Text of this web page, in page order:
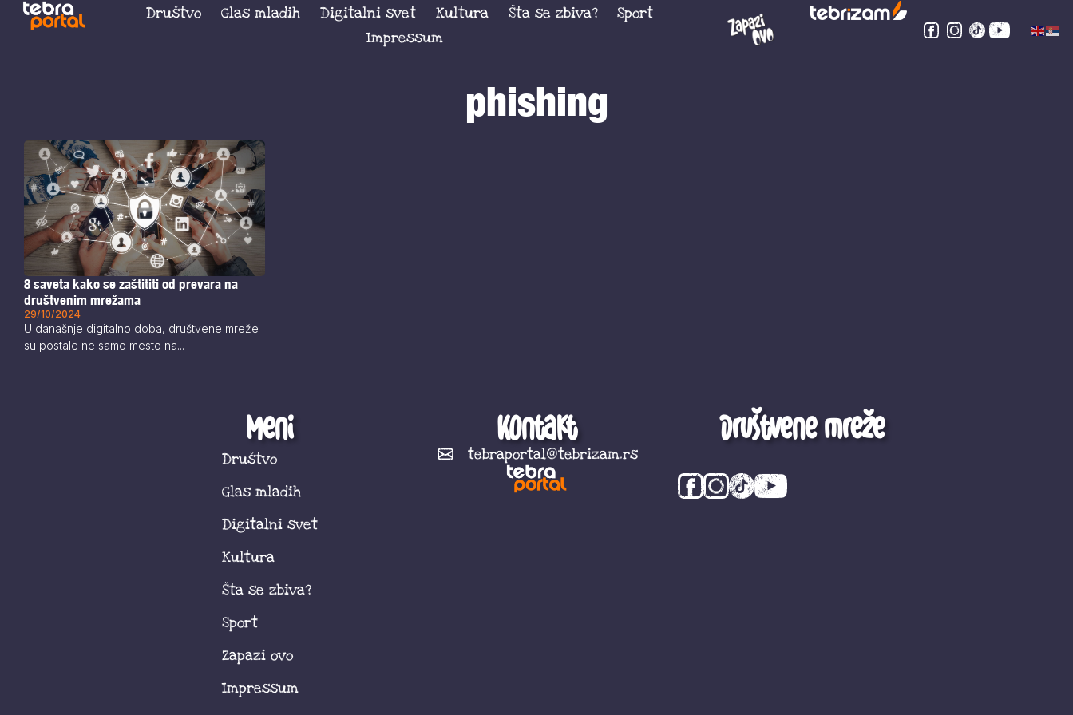
Društvo Glas mladih Digitalni svet Kultura Šta se zbiva?
Sport
Impressum
phishing
8 saveta kako se zaštititi od prevara na
društvenim mrežama
29/10/2024
U današnje digitalno doba, društvene mreže
su postale ne samo mesto na...
Meni
Društvo
Glas mladih
Digitalni svet
Kultura
Šta se zbiva?
Sport
Zapazi ovo
Impressum
Kontakt
tebraportal@tebrizam.rs
Društvene mreže